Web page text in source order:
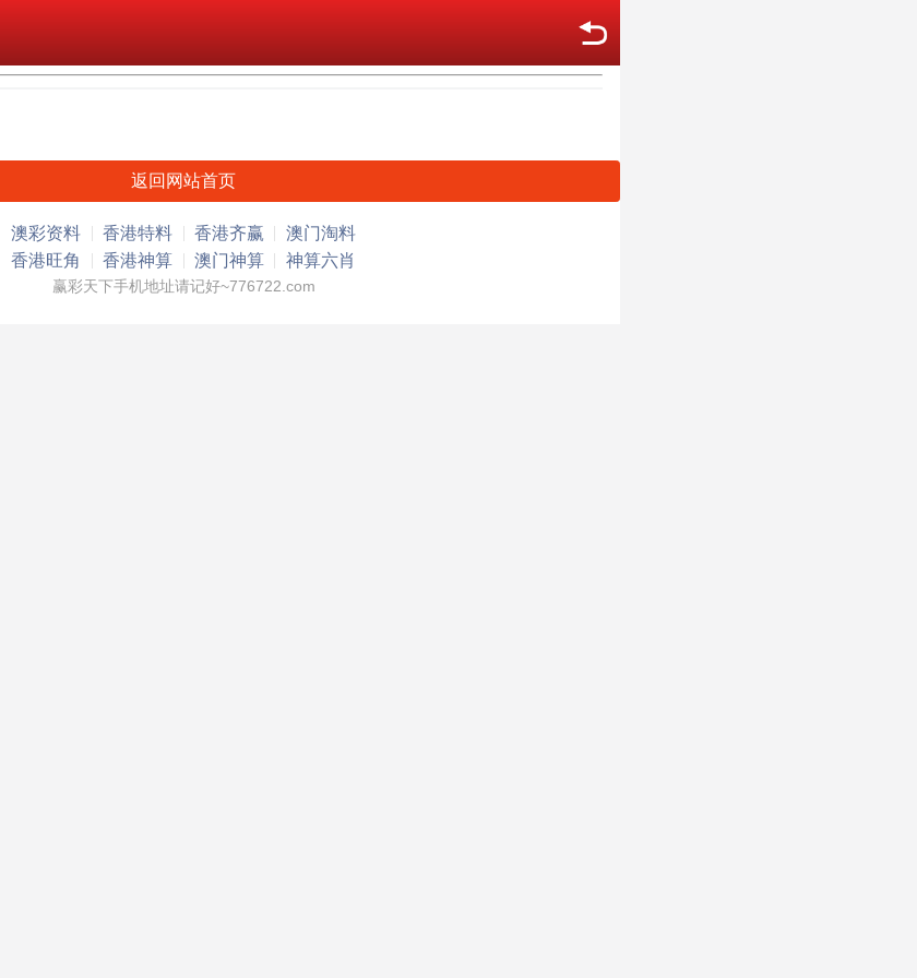
返回网站首页
澳彩资料 香港特料 香港齐赢
澳门淘料
香港旺角
香港神算 澳门神算 神算六肖
赢彩天下手机地址请记好~776722.com